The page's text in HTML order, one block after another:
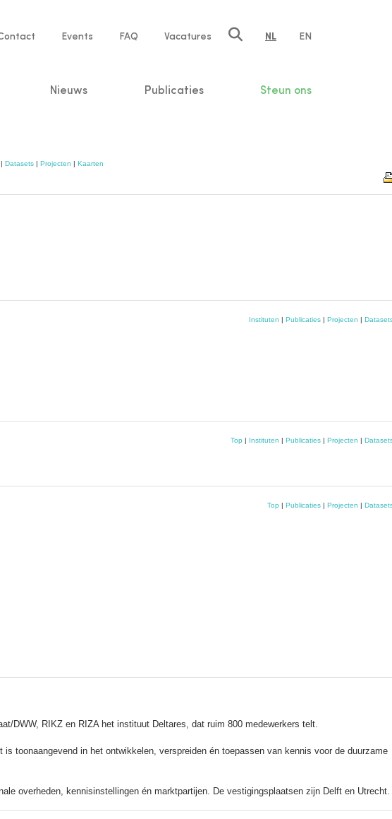
Events FAQ Vacatures NL EN
Nieuws Publicaties Steun ons
| Datasets| Projecten | Kaarten
Instituten | Publicaties | Projecten |
Top | Instituten | Publicaties | Projecten |
Top | Publicaties | Projecten |
DWW, RIKZ en RIZA het instituut Deltares, dat ruim 800 medewerkers telt.
toonaangevend in het ontwikkelen, verspreiden én toepassen van kennis voor de duurzame
overheden, kennisinstellingen én marktpartijen. De vestigingsplaatsen zijn Delft en Utrecht.